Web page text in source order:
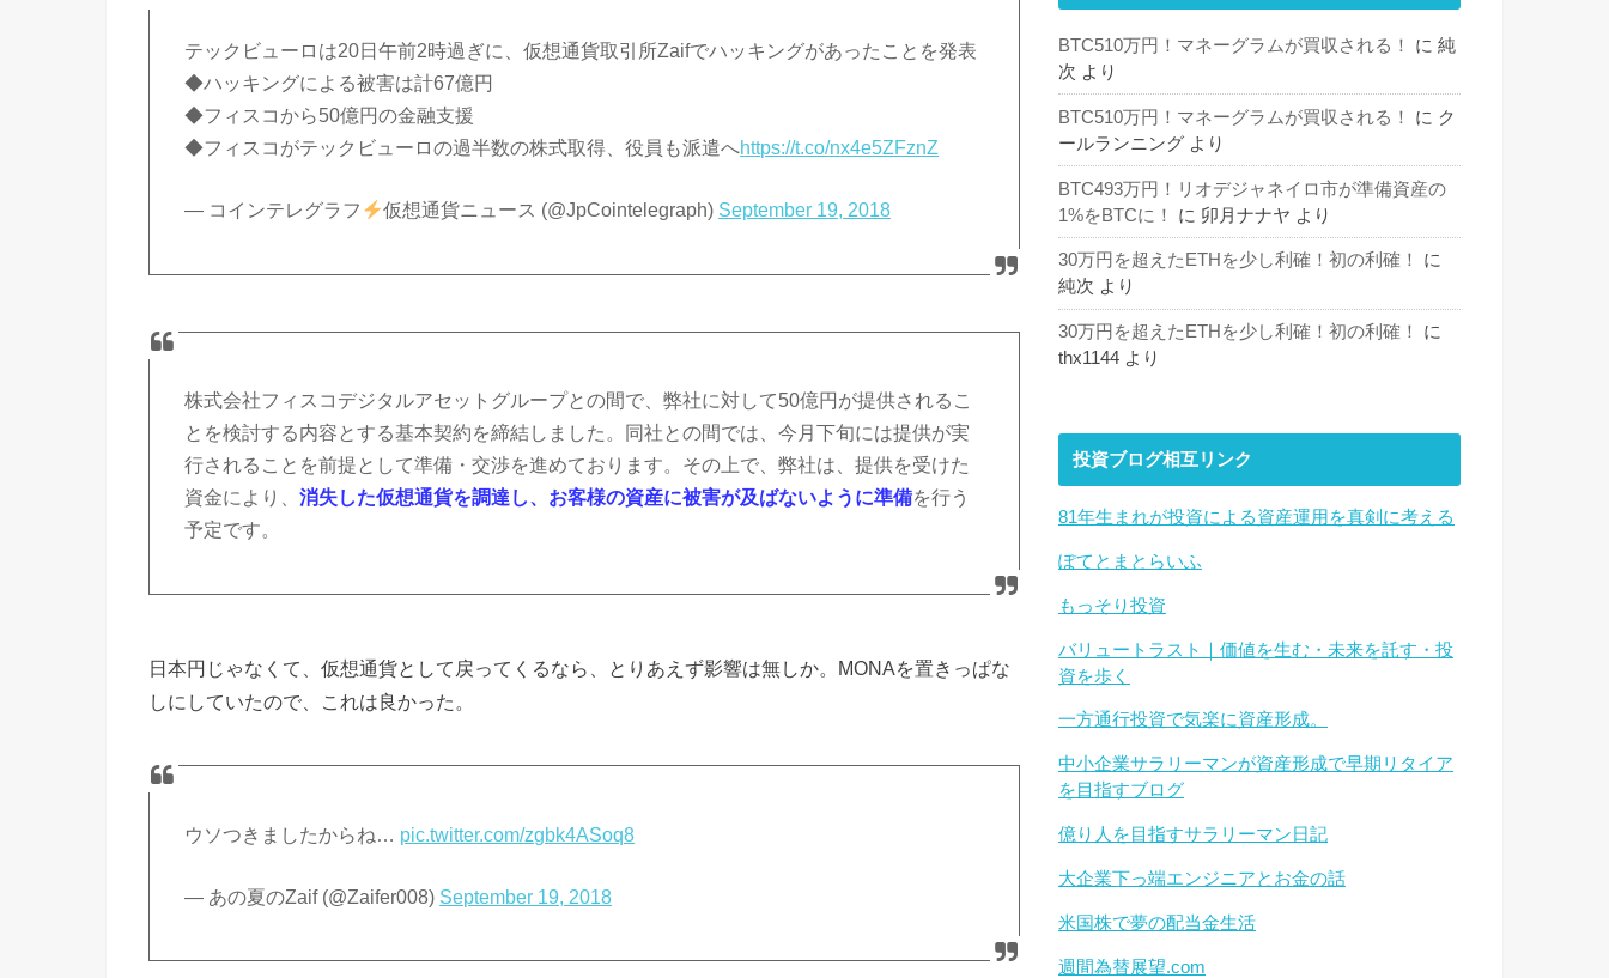
テックビューロは20日午前2時過ぎに、仮想通貨取引所Zaifでハッキングがあったことを発表
◆ハッキングによる被害は計67億円
◆フィスコから50億円の金融支援
◆フィスコがテックビューロの過半数の株式取得、役員も派遣へhttps://t.co/nx4e5ZFznZ
— コインテレグラフ 仮想通貨ニュース (@JpCointelegraph) September 19, 2018
株式会社フィスコデジタルアセットグループとの間で、弊社に対して50億円が提供されるこ
とを検討する内容とする基本契約を締結しました。同社との間では、今月下旬には提供が実
行されることを前提として準備・交渉を進めております。その上で、弊社は、提供を受けた
資金により、消失した仮想通貨を調達し、お客様の資産に被害が及ばないように準備を行う
予定です。
日本円じゃなくて、仮想通貨として戻ってくるなら、とりあえず影響は無しか。MONAを置きっぱな
しにしていたので、これは良かった。
ウソつきましたからね… pic.twitter.com/zgbk4ASoq8
— あの夏のZaif (@Zaifer008) September 19, 2018
BTC510万円！マネーグラムが買収される！ に 純
次 より
BTC510万円！マネーグラムが買収される！ に ク
ールランニング より
BTC493万円！リオデジャネイロ市が準備資産の
1%をBTCに！
に 卯月ナナヤ より
30万円を超えたETHを少し利確！初の利確！
に
純次 より
30万円を超えたETHを少し利確！初の利確！
に
thx1144 より
投資ブログ相互リンク
81年生まれが投資による資産運用を真剣に考える
ぽてとまとらいふ
もっそり投資
バリュートラスト｜価値を生む・未来を託す・投
資を歩く
一方通行投資で気楽に資産形成。
中小企業サラリーマンが資産形成で早期リタイア
を目指すブログ
億り人を目指すサラリーマン日記
大企業下っ端エンジニアとお金の話
米国株で夢の配当金生活
週間為替展望.com